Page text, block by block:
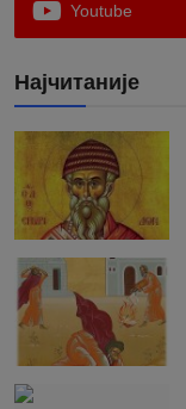
Youtube
Најчитаније